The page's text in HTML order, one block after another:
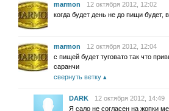
marmon
12 октября 2012, 12:02
когда будет день не до пищи будет,
marmon
12 октября 2012, 12:04
с пищей будет туговато так что
саранчи
свернуть ветку
DARK
12 октября 2012, 14:49
Я сало не согласен на жопки